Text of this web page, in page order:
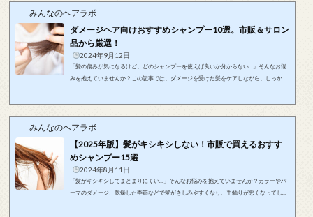
を読めば、ブリーチ毛特有の乾燥や広がりが気にならなくなるケア方法がきっと見つか
みんなのヘアラボ
ダメージヘア向けおすすめシャンプー10選。市販＆サロン
品から厳選！
2024年9月12日
「髪の傷みが気になるけど、どのシャンプーを使えば良いか分からない…」そんなお悩
みを抱えていませんか？この記事では、ダメージを受けた髪をケアしながら、しっかり
に導く方法を知ることができます。今さら聞けない、髪がひどく傷む原因とは？髪がひ
みんなのヘアラボ
【2025年版】髪がキシキシしない！市販で買えるおすす
めシャンプー15選
2024年8月11日
「髪がキシキシしてまとまりにくい…」そんなお悩みを抱えていませんか？カラーやパ
ーマのダメージ、乾燥した季節などで髪がきしみやすくなり、手触りが悪くなってしま